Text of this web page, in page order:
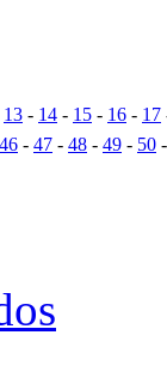
13 - 14 - 15 - 16 - 17
46 - 47 - 48 - 49 - 50